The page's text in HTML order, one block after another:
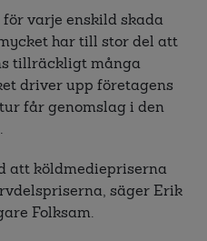
varje enskild skada
har till stor del att
tillräckligt många
driver upp företagens
får genomslag i den
att köldmediepriserna
säger Erik
Folksam.